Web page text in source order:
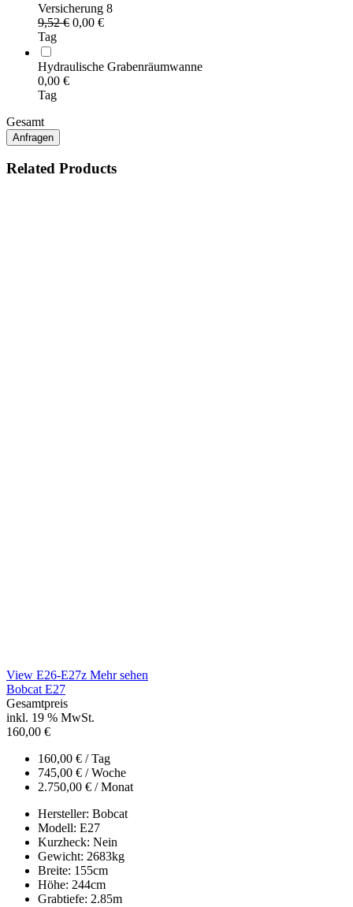
Versicherung 8
9,52€ 0,00 €
Tag
Hydraulische Grabenräumwanne
0,00 €
Tag
Gesamt
Anfragen
Related Products
View E26-E27z Mehr sehen
Bobcat E27
Gesamtpreis
inkl. 19 % MwSt.
160,00 €
160,00 € / Tag
745,00 € / Woche
2.750,00 € / Monat
Hersteller: Bobcat
Modell: E27
Kurzheck: Nein
Gewicht: 2683kg
Breite: 155cm
Höhe: 244cm
Grabtiefe: 2.85m